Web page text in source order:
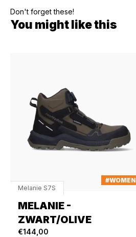
Don't forget these!
You might like this
#WOMEN
Melanie S7S
MELANIE -
ZWART/OLIVE
€144,00